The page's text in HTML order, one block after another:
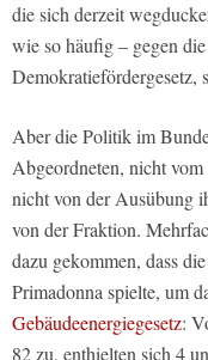
die sich derzeit
wie so häufig – gegen
Demokratiefördergesetz,
Aber die Politik im
Abgeordneten, nicht
nicht von der Ausübung
von der Fraktion.
dazu gekommen, dass
Primadonna spielte, um
Gebäudeenergiegesetz:
82 zu, enthielten sich 4